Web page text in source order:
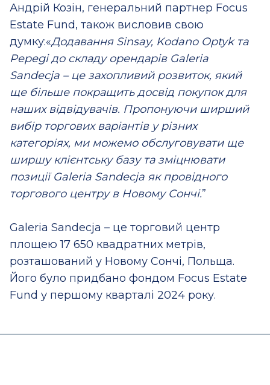
Андрій Козін, генеральний партнер Focus
Estate Fund, також висловив свою
думку:«Додавання Sinsay, Kodano Optyk та
Pepegi до складу орендарів Galeria
Sandecja – це захопливий розвиток, який
ще більше покращить досвід покупок для
наших відвідувачів. Пропонуючи ширший
вибір торгових варіантів у різних
категоріях, ми можемо обслуговувати ще
ширшу клієнтську базу та зміцнювати
позиції Galeria Sandecja як провідного
торгового центру в Новому Сончі.”
Galeria Sandecja – це торговий центр
площею 17 650 квадратних метрів,
розташований у Новому Сончі, Польща.
Його було придбано фондом Focus Estate
Fund у першому кварталі 2024 року.